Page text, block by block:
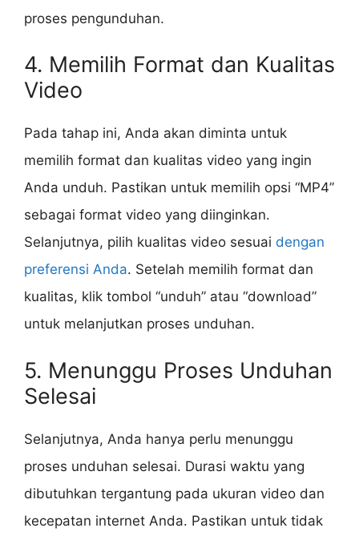
proses pengunduhan.
4. Memilih Format dan Kualitas
Video
Pada tahap ini, Anda akan diminta untuk
memilih format dan kualitas video yang ingin
Anda unduh. Pastikan untuk memilih opsi “MP4”
sebagai format video yang diinginkan.
Selanjutnya, pilih kualitas video sesuai dengan
preferensi Anda. Setelah memilih format dan
kualitas, klik tombol “unduh” atau “download”
untuk melanjutkan proses unduhan.
5. Menunggu Proses Unduhan
Selesai
Selanjutnya, Anda hanya perlu menunggu
proses unduhan selesai. Durasi waktu yang
dibutuhkan tergantung pada ukuran video dan
kecepatan internet Anda. Pastikan untuk tidak